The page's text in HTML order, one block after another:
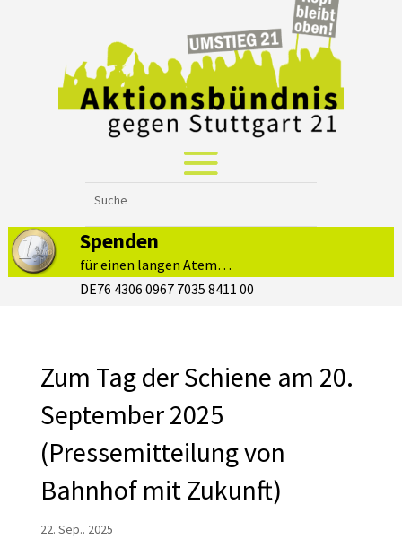
Spenden
für einen langen Atem…
DE76 4306 0967 7035 8411 00
Zum Tag der Schiene am 20.
September 2025
(Pressemitteilung von
Bahnhof mit Zukunft)
22. Sep.. 2025